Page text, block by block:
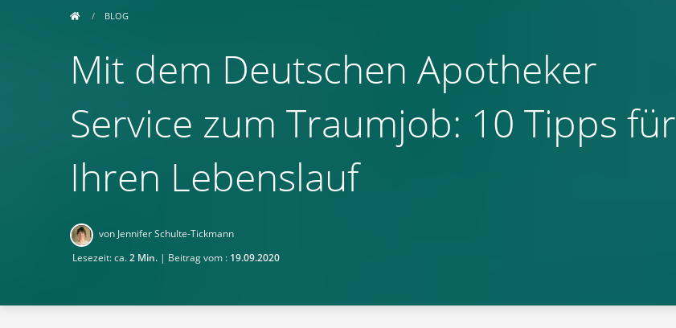
BLOG
Mit dem Deutschen Apotheker
Service zum Traumjob: 10 Tipps für
Ihren Lebenslauf
von Jennifer Schulte-Tickmann
Lesezeit: ca.2 Min. | Beitrag vom : 19.09.2020